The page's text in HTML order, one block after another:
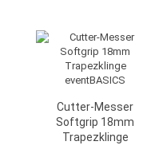
Cutter-Messer
Softgrip 18mm
Trapezklinge